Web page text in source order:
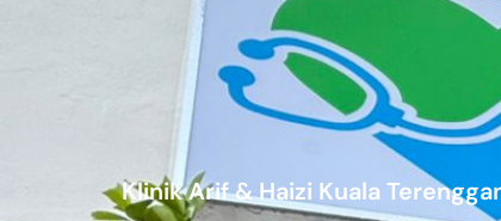
Klinik Arif & Haizi Kuala